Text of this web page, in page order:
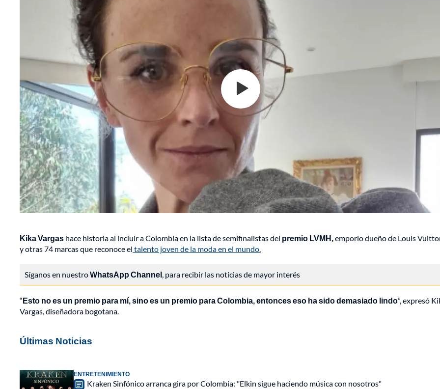
Kika Vargas hace historia al incluir a Colombia en la lista de semifinalistas del premio LVMH,emporio dueño de Louis
y otras 74 marcas que reconoce el talento joven de la moda en el mundo.
Síganos en nuestroWhatsApp Channel, para recibir las noticias de mayor interés
“Esto no es un premio para mí, sino es un premio para Colombia, entonces eso ha sido demasiado lindo”, expresó
Vargas, diseñadora bogotana.
Últimas Noticias
ENTRETENIMIENTO
Kraken Sinfónico arranca gira por Colombia: "Elkin sigue haciendo música con nosotros"